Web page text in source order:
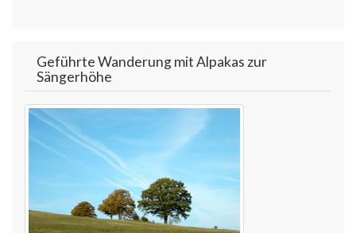
Geführte Wanderung mit Alpakas zur
Sängerhöhe